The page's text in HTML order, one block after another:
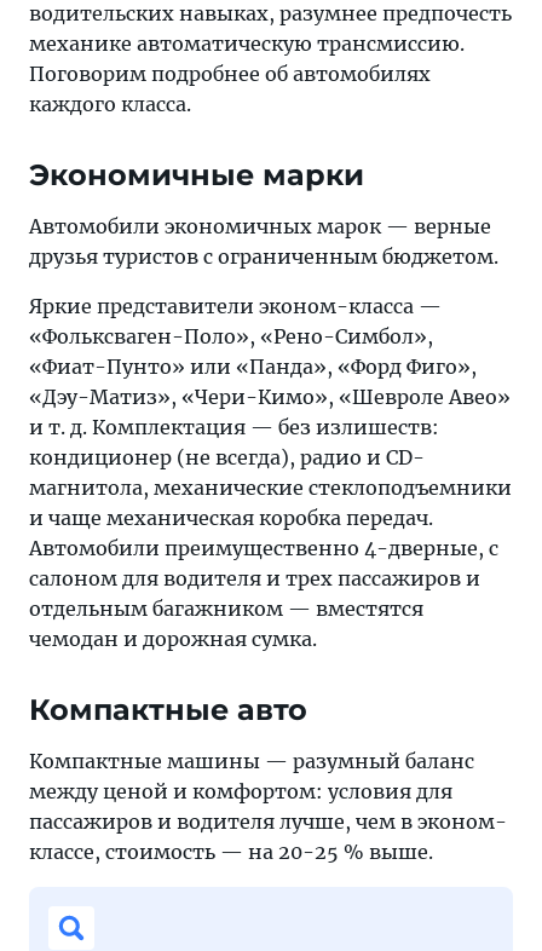
водительских навыках, разумнее предпочесть
механике автоматическую трансмиссию.
Поговорим подробнее об автомобилях
каждого класса.
Экономичные марки
Автомобили экономичных марок — верные
друзья туристов с ограниченным бюджетом.
Яркие представители эконом-класса —
«Фольксваген-Поло», «Рено-Симбол»,
«Фиат-Пунто» или «Панда», «Форд Фиго»,
«Дэу-Матиз», «Чери-Кимо», «Шевроле Авео»
и т. д. Комплектация — без излишеств:
кондиционер (не всегда), радио и CD-
магнитола, механические стеклоподъемники
и чаще механическая коробка передач.
Автомобили преимущественно 4-дверные, с
салоном для водителя и трех пассажиров и
отдельным багажником — вместятся
чемодан и дорожная сумка.
Компактные авто
Компактные машины — разумный баланс
между ценой и комфортом: условия для
пассажиров и водителя лучше, чем в эконом-
классе, стоимость — на 20-25 % выше.